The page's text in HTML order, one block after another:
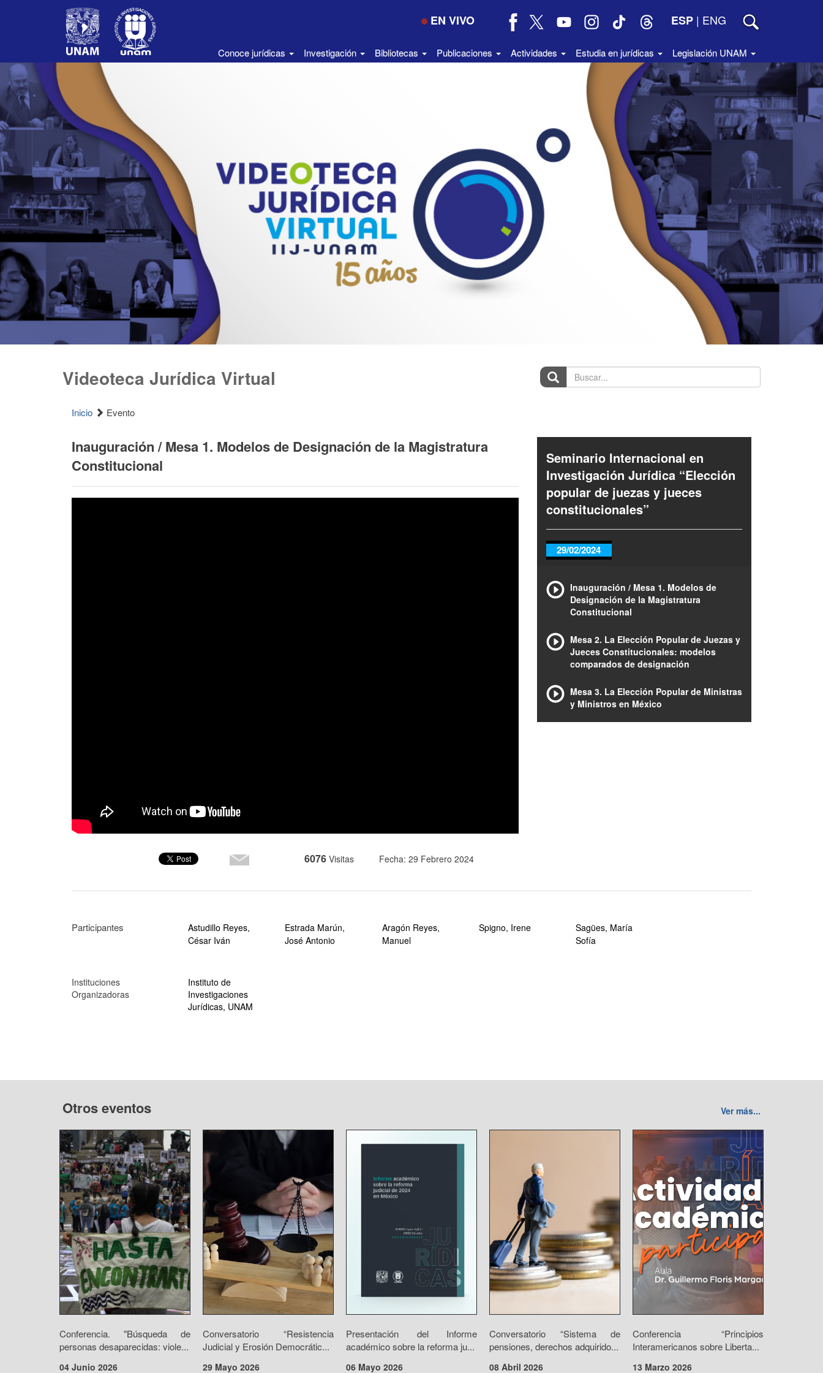
EN VIVO ESP | ENG
Conoce jurídicas Investigación Bibliotecas Publicaciones Actividades Estudia en jurídicas Legislación UNAM
Videoteca Jurídica Virtual Buscar...
Inicio Evento
Inauguración / Mesa 1. Modelos de Designación de la Magistratura
Constitucional
6076 Visitas Fecha: 29 Febrero 2024
Seminario Internacional en
Investigación Jurídica “Elección
popular de juezas y jueces
constitucionales”
29/02/2024
Inauguración / Mesa 1. Modelos de
Designación de la Magistratura
Constitucional
Mesa 2. La Elección Popular de Juezas y
Jueces Constitucionales: modelos
comparados de designación
Mesa 3. La Elección Popular de Ministras
y Ministros en México
Participantes
Astudillo Reyes,
César Iván
Estrada Marún,
José Antonio
Aragón Reyes,
Manuel
Spigno, Irene
Sagües, María
Sofía
Instituciones
Organizadoras
Instituto de
Investigaciones
Jurídicas, UNAM
Otros eventos Ver más...
Conferencia. "Búsqueda de
personas desaparecidas: viole...
04 Junio 2026
Conversatorio “Resistencia
Judicial y Erosión Democrátic...
29 Mayo 2026
Presentación del Informe
académico sobre la reforma ju...
06 Mayo 2026
Conversatorio “Sistema de
pensiones, derechos adquirido...
08 Abril 2026
Conferencia “Principios
Interamericanos sobre Liberta...
13 Marzo 2026